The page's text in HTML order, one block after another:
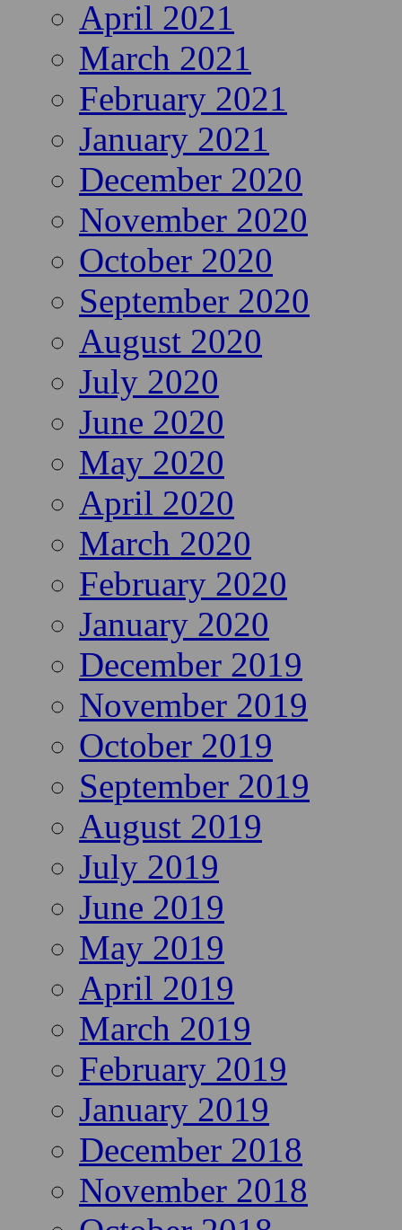
April 2021
March 2021
February 2021
January 2021
December 2020
November 2020
October 2020
September 2020
August 2020
July 2020
June 2020
May 2020
April 2020
March 2020
February 2020
January 2020
December 2019
November 2019
October 2019
September 2019
August 2019
July 2019
June 2019
May 2019
April 2019
March 2019
February 2019
January 2019
December 2018
November 2018